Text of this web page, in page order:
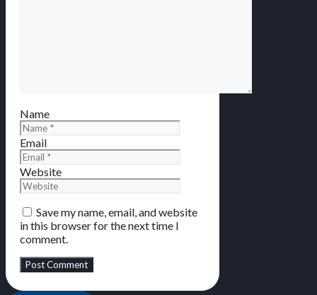
Name
Email
Website
Save my name, email, and website
in this browser for the next time I
comment.